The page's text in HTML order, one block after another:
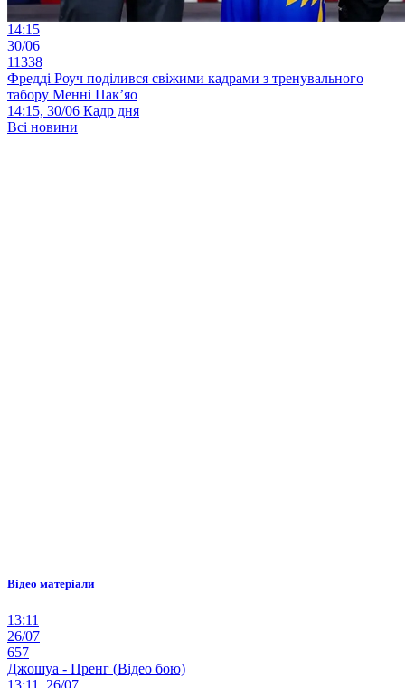
14:15
30/06
11338
Фредді Роуч поділився свіжими кадрами з тренувального
табору Менні Пак’яо
14:15, 30/06 Кадр дня
Всі новини
Відео матеріали
13:11
26/07
657
Джошуа - Пренг (Відео бою)
13:11, 26/07